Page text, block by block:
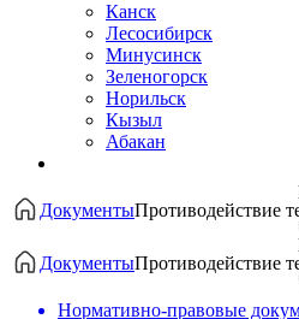
Канск
Лесосибирск
Минусинск
Зеленогорск
Норильск
Кызыл
Абакан
ДокументыПротиводействие
ДокументыПротиводействие
Нормативно-правовые